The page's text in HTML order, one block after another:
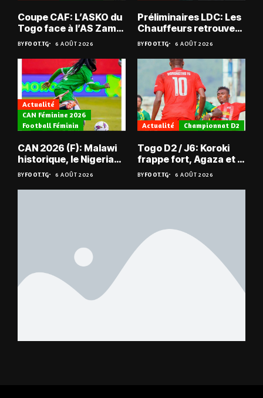
Coupe CAF: L’ASKO du
Togo face à l’AS Zam
du Niger
BYFOOT.TG 6 AOÛT 2026
Préliminaires LDC: Les
Chauffeurs retrouvent
les Mimos
BYFOOT.TG 6 AOÛT 2026
Actualité
CAN Féminine 2026
Football Féminin
CAN 2026 (F): Malawi
historique, le Nigeria
sauvé, la Zambie
éliminée
BYFOOT.TG 6 AOÛT 2026
Actualité Championnat D2
Togo D2 / J6: Koroki
frappe fort, Agaza et la
JCA assurent,
suspense avant Sara
FC – Doumbé FC
BYFOOT.TG 6 AOÛT 2026